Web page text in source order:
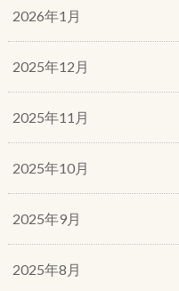
2026年1月
2025年12月
2025年11月
2025年10月
2025年9月
2025年8月